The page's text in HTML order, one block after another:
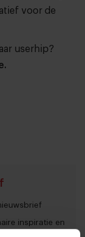
voor de
userhip?
inspiratie en